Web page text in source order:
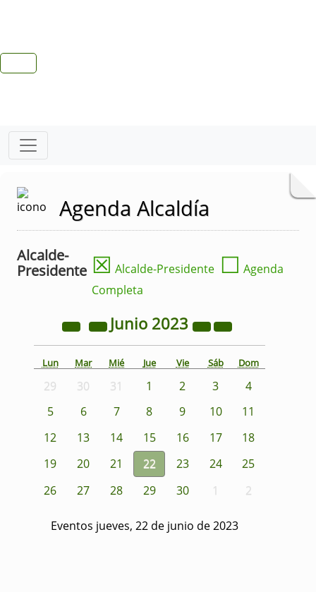
Agenda Alcaldía
Alcalde-
Presidente ☒ Alcalde-Presidente ☐ Agenda
Completa
Junio 2023
Lun Mar Mié Jue Vie Sáb Dom
29 30 31 1 2 3
4
5
6 7 8 9 10
11
12
13 14 15 16 17
18
19
20 21 22 23 24
25
26
27 28 29 30 1 2
Eventos jueves, 22 de junio de 2023